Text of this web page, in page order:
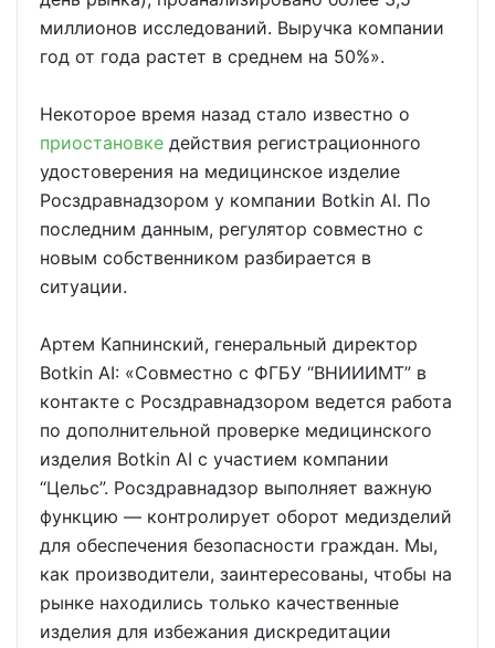
миллионов исследований. Выручка компании
год от года растет в среднем на 50%».
Некоторое время назад стало известно о
приостановке действия регистрационного
удостоверения на медицинское изделие
Росздравнадзором у компании Botkin AI. По
последним данным, регулятор совместно с
новым собственником разбирается в
ситуации.
Артем Капнинский, генеральный директор
Botkin AI: «Совместно с ФГБУ “ВНИИИМТ” в
контакте с Росздравнадзором ведется работа
по дополнительной проверке медицинского
изделия Botkin AI с участием компании
“Цельс”. Росздравнадзор выполняет важную
функцию — контролирует оборот медизделий
для обеспечения безопасности граждан. Мы,
как производители, заинтересованы, чтобы на
рынке находились только качественные
изделия для избежания дискредитации